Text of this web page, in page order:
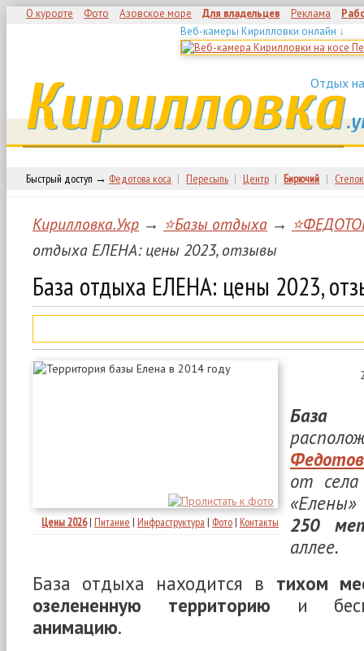
О курорте Фото Азовское море Для владельцев Реклама
Веб-камеры Кирилловки онлайн ↓
Отдых
Кирилловка
Быстрый доступ → Федотова коса | Пересыпь | Центр | Бирючий | Степок
Кирилловка.Укр → ⭐Базы отдыха →
отдыха ЕЛЕНА: цены 2023, отзывы
База отдыха ЕЛЕНА: цены 2023,
Цены 2026| Питание | Инфраструктура | Фото | Контакты
База
от
250
аллее.
База отдыха находится в тихом
озелененную территорию и
анимацию.